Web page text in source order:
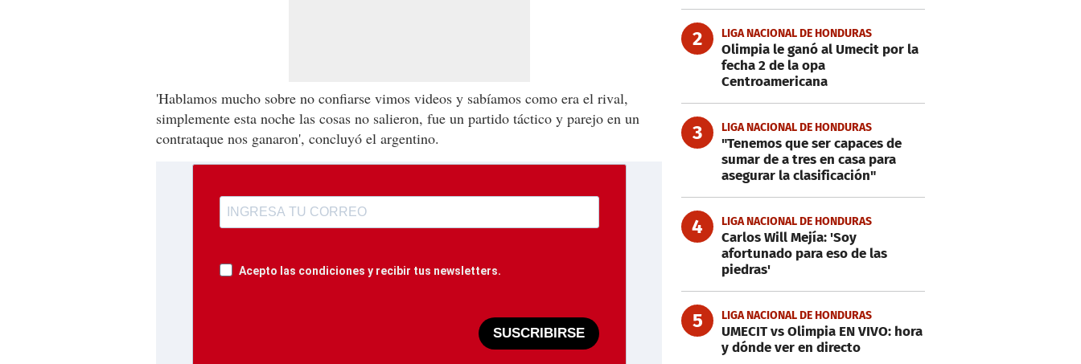
'Hablamos mucho sobre no confiarse vimos videos y sabíamos como era el rival,
simplemente esta noche las cosas no salieron, fue un partido táctico y parejo en un
contrataque nos ganaron', concluyó el argentino.
Acepto las condiciones y recibir tus newsletters.
SUSCRIBIRSE
2 LIGA NACIONAL DE HONDURAS
Olimpia le ganó al Umecit por la
fecha 2 de la opa
Centroamericana
3 LIGA NACIONAL DE HONDURAS
"Tenemos que ser capaces de
sumar de a tres en casa para
asegurar la clasificación"
4 LIGA NACIONAL DE HONDURAS
Carlos Will Mejía: 'Soy
afortunado para eso de las
piedras'
5 LIGA NACIONAL DE HONDURAS
UMECIT vs Olimpia EN VIVO: hora
y dónde ver en directo